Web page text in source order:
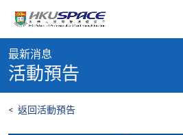
content
content
start
最新消息
活動預告
< 返回活動預告